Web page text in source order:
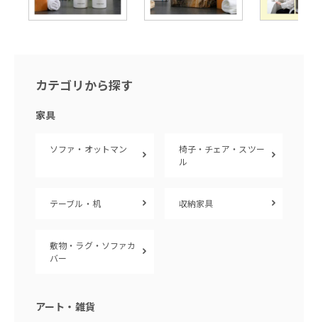
カテゴリから探す
家具
ソファ・オットマン
椅子・チェア・スツー
ル
テーブル・机 収納家具
敷物・ラグ・ソファカ
バー
アート・雑貨